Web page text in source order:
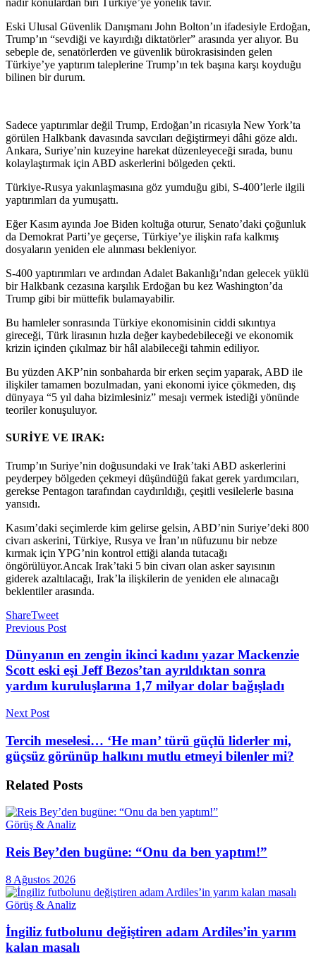
nadir konulardan biri Türkiye’ye yönelik tavır.
Eski Ulusal Güvenlik Danışmanı John Bolton’ın ifadesiyle Erdoğan,
Trump’ın “sevdiği ve kayırdığı diktatörler” arasında yer alıyor. Bu
sebeple de, senatörlerden ve güvenlik bürokrasisinden gelen
Türkiye’ye yaptırım taleplerine Trump’ın tek başına karşı koyduğu
bilinen bir durum.
Sadece yaptırımlar değil Trump, Erdoğan’ın ricasıyla New York’ta
görülen Halkbank davasında savcıları değiştirmeyi dâhi göze aldı.
Ankara, Suriye’nin kuzeyine harekat düzenleyeceği sırada, bunu
kolaylaştırmak için ABD askerlerini bölgeden çekti.
Türkiye-Rusya yakınlaşmasına göz yumduğu gibi, S-400’lerle ilgili
yaptırımları da yumuşattı.
Eğer Kasım ayında Joe Biden koltuğa oturur, Senato’daki çoğunluk
da Demokrat Parti’ye geçerse, Türkiye’ye ilişkin rafa kalkmış
dosyaların yeniden ele alınması bekleniyor.
S-400 yaptırımları ve ardından Adalet Bakanlığı’ndan gelecek yüklü
bir Halkbank cezasına karşılık Erdoğan bu kez Washington’da
Trump gibi bir müttefik bulamayabilir.
Bu hamleler sonrasında Türkiye ekonomisinin ciddi sıkıntıya
gireceği, Türk lirasının hızla değer kaybedebileceği ve ekonomik
krizin içinden çıkılmaz bir hâl alabileceği tahmin ediliyor.
Bu yüzden AKP’nin sonbaharda bir erken seçim yaparak, ABD ile
ilişkiler tamamen bozulmadan, yani ekonomi iyice çökmeden, dış
dünyaya “5 yıl daha bizimlesiniz” mesajı vermek istediği yönünde
teoriler konuşuluyor.
SURİYE VE IRAK:
Trump’ın Suriye’nin doğusundaki ve Irak’taki ABD askerlerini
peyderpey bölgeden çekmeyi düşündüğü fakat gerek yardımcıları,
gerekse Pentagon tarafından caydırıldığı, çeşitli vesilelerle basına
yansıdı.
Kasım’daki seçimlerde kim gelirse gelsin, ABD’nin Suriye’deki 800
civarı askerini, Türkiye, Rusya ve İran’ın nüfuzunu bir nebze
kırmak için YPG’nin kontrol ettiği alanda tutacağı
öngörülüyor.Ancak Irak’taki 5 bin civarı olan asker sayısının
giderek azaltılacağı, Irak’la ilişkilerin de yeniden ele alınacağı
beklentiler arasında.
ShareTweet
Previous Post
Dünyanın en zengin ikinci kadını yazar Mackenzie
Scott eski eşi Jeff Bezos’tan ayrıldıktan sonra
yardım kuruluşlarına 1,7 milyar dolar bağışladı
Next Post
Tercih meselesi… ‘He man’ türü güçlü liderler mi,
güçsüz görünüp halkını mutlu etmeyi bilenler mi?
Related Posts
Görüş & Analiz
Reis Bey’den bugüne: “Onu da ben yaptım!”
8 Ağustos 2026
Görüş & Analiz
İngiliz futbolunu değiştiren adam Ardiles’in yarım
kalan masalı